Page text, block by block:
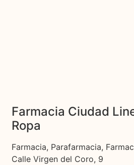
Farmacia Ciudad
Ropa
Farmacia, Parafarmacia,
Calle Virgen del Coro, 9